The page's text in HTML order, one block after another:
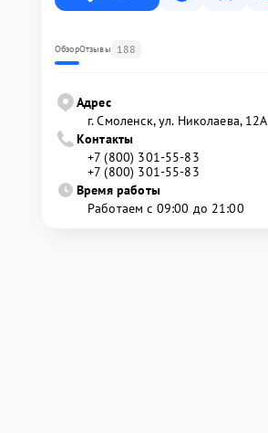
ОбзорОтзывы 188
Адрес
г. Смоленск, ул. Николаева, 12А
Контакты
+7 (800) 301-55-83
+7 (800) 301-55-83
Время работы
Работаем с 09:00 до 21:00